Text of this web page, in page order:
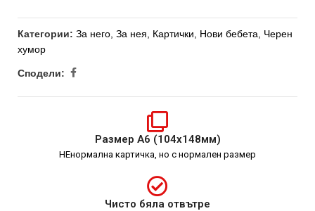
Категории: За него За нея Картички Нови бебета
Черен
хумор
Сподели:
Размер А6 (104х148мм)
НЕнормална картичка, но с нормален размер
Чисто бяла отвътре